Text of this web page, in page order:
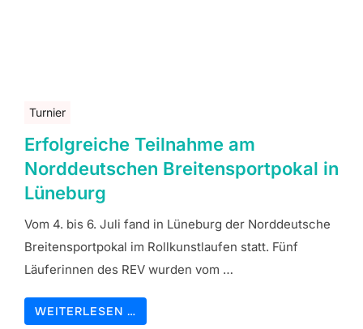
Turnier
Erfolgreiche Teilnahme am
Norddeutschen Breitensportpokal in
Lüneburg
Vom 4. bis 6. Juli fand in Lüneburg der Norddeutsche
Breitensportpokal im Rollkunstlaufen statt. Fünf
Läuferinnen des REV wurden vom …
WEITERLESEN …